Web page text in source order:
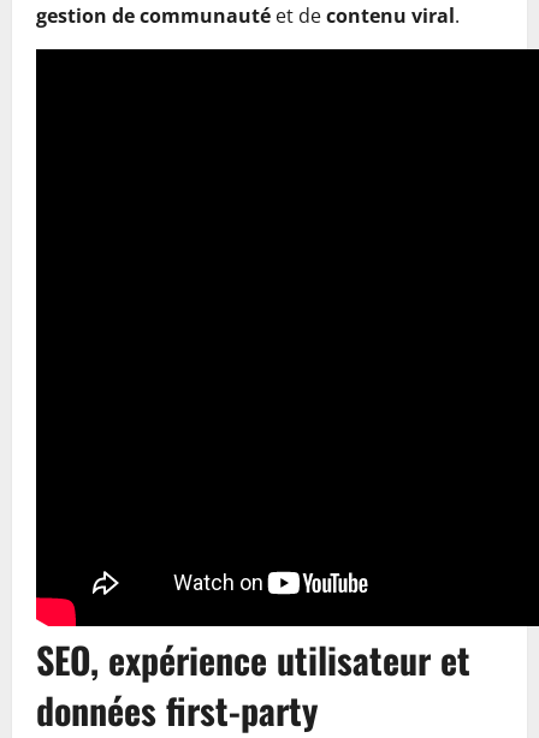
gestion de communauté et decontenu viral.
SEO, expérience utilisateur et
données first-party